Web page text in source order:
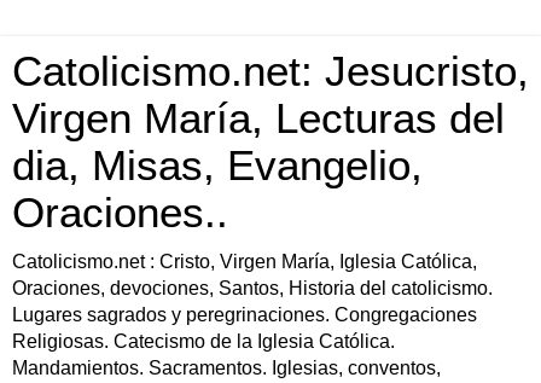
Catolicismo.net: Jesucristo,
Virgen María, Lecturas del
dia, Misas, Evangelio,
Oraciones..
Catolicismo.net : Cristo, Virgen María, Iglesia Católica,
Oraciones, devociones, Santos, Historia del catolicismo.
Lugares sagrados y peregrinaciones. Congregaciones
Religiosas. Catecismo de la Iglesia Católica.
Mandamientos. Sacramentos. Iglesias, conventos,